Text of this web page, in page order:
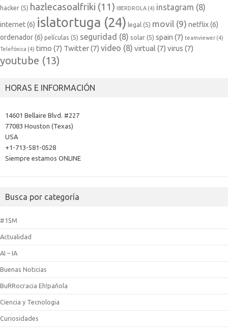
hacker (5) hazlecasoalfriki (11) IBERDROLA (4) instagram (8)
internet(6) islatortuga (24) legal (5) movil (9) netflix(6)
ordenador(6) películas (5) seguridad (8) solar (5) spain (7) teamviewer (4)
Telefónica (4) timo (7) Twitter(7) video (8) virtual (7) virus (7)
youtube (13)
HORAS E INFORMACIÓN
14601 Bellaire Blvd. #227
77083 Houston (Texas)
USA
+1-713-581-0528
Siempre estamos ONLINE
Busca por categoría
#15M
Actualidad
AI – IA
Buenas Noticias
BuRRocracia Eh!pañola
Ciencia y Tecnologia
Curiosidades